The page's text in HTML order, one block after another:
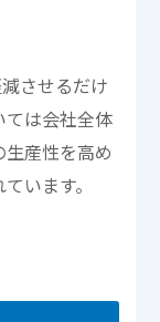
させるだけ
ては会社全体
産性を高め
います。